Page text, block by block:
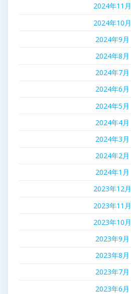
2024年11月
2024年10月
2024年9月
2024年8月
2024年7月
2024年6月
2024年5月
2024年4月
2024年3月
2024年2月
2024年1月
2023年12月
2023年11月
2023年10月
2023年9月
2023年8月
2023年7月
2023年6月